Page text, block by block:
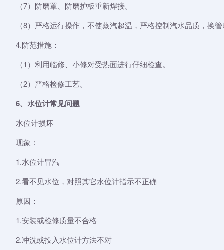
（7）防磨罩、防磨护板重新焊接。
（8）严格运行操作，不使蒸汽超温，严格控制汽水品质，换
4.防范措施：
（1）利用临修、小修对受热面进行仔细检查。
（2）严格检修工艺。
6、水位计常见问题
水位计损坏
现象：
1.水位计冒汽
2.看不见水位，对照其它水位计指示不正确
原因：
1.安装或检修质量不合格
2.冲洗或投入水位计方法不对